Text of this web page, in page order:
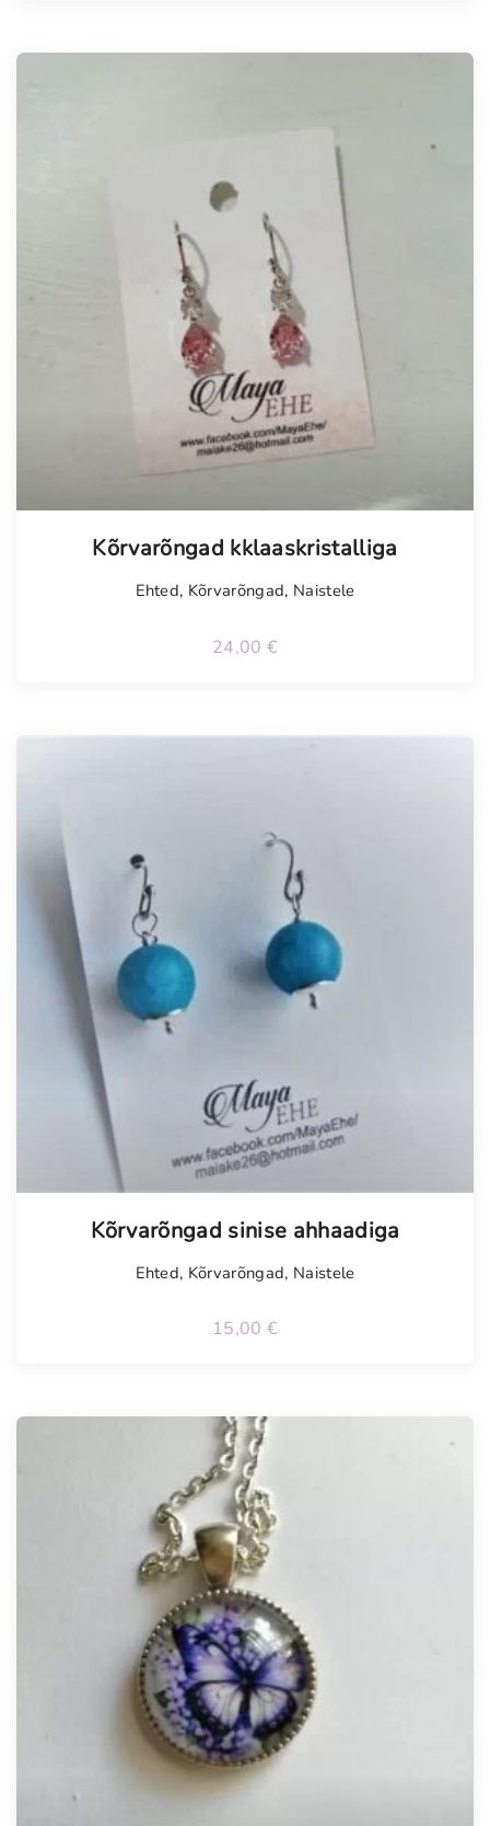
Kõrvarõngad kklaaskristalliga
Ehted, Kõrvarõngad, Naistele
24,00 €
Kõrvarõngad sinise ahhaadiga
Ehted, Kõrvarõngad, Naistele
15,00 €